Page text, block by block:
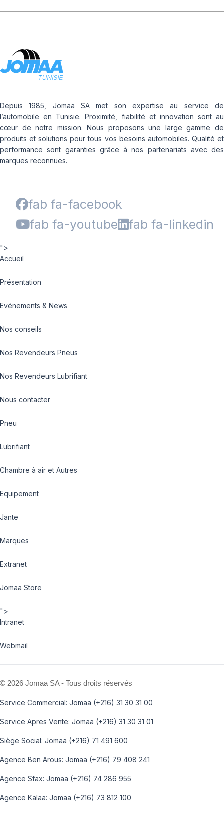
Depuis 1985, Jomaa SA met son expertise au service de
l’automobile en Tunisie. Proximité, fiabilité et innovation sont au
cœur de notre mission. Nous proposons une large gamme de
produits et solutions pour tous vos besoins automobiles. Qualité et
performance sont garanties grâce à nos partenariats avec des
marques reconnues.
fab fa-facebook
fab fa-youtube
fab fa-linkedin
">
Accueil
Présentation
Evénements & News
Nos conseils
Nos Revendeurs Pneus
Nos Revendeurs Lubrifiant
Nous contacter
Pneu
Lubrifiant
Chambre à air et Autres
Equipement
Jante
Marques
Extranet
Jomaa Store
">
Intranet
Webmail
© 2026 Jomaa SA - Tous droits réservés
Service Commercial: Jomaa (+216) 31 30 31 00
Service Apres Vente: Jomaa (+216) 31 30 31 01
Siège Social: Jomaa (+216) 71 491 600
Agence Ben Arous: Jomaa (+216) 79 408 241
Agence Sfax: Jomaa (+216) 74 286 955
Agence Kalaa: Jomaa (+216) 73 812 100